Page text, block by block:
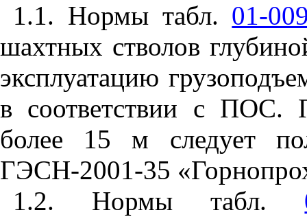
1.1. Нормы табл. 01-
шахтных стволов
эксплуатацию
в соответствии с ПОС.
более 15 м следует
ГЭСН-2001-35
1.2. Нормы табл.